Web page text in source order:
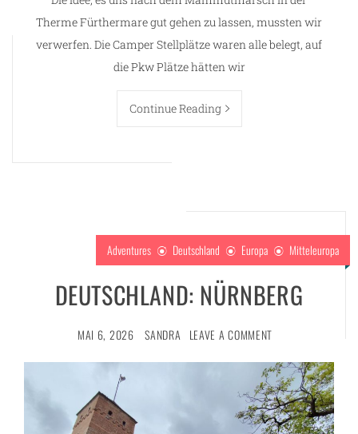
Therme Fürthermare gut gehen zu lassen, mussten wir
verwerfen. Die Camper Stellplätze waren alle belegt, auf
die Pkw Plätze hätten wir
Continue Reading
Adventures Deutschland Europa Mitteleuropa
DEUTSCHLAND: NÜRNBERG
MAI 6, 2026 SANDRA LEAVE A COMMENT